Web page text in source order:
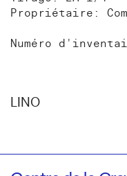
Propriétaire:
Numéro
LINO